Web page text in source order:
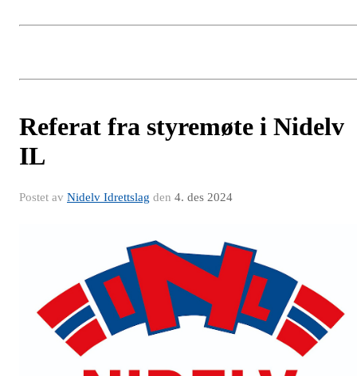
Referat fra styremøte i Nidelv
IL
Postet av Nidelv Idrettslag den 4. des 2024